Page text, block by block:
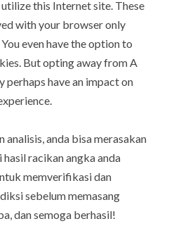
this Internet site. These
with your browser only
even have the option to
But opting away from A
perhaps have an impact on
analisis, anda bisa merasakan
hasil racikan angka anda
memverifikasi dan
sebelum memasang
dan semoga berhasil!